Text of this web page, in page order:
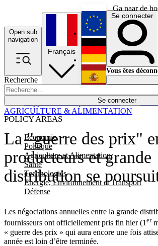
Ga naar de
Open sub
navigation
Recherche
Se connecter
POLICY AREAS
Economie
Politique
Agriculture et Alimentation
Santé
Technologies
Energie, Environnement et Transport
Défense
Économie
Français
English
Deutsch
Español
Se connecter
Vous êtes
La "guerre des prix"
producteurs et grande
distribution se
Les négociations annuelles entre la grande
fournisseurs ont officiellement pris fin hier (1er
« guerre des prix » qui aura encore une fois
année est loin d’être terminée.
AGRICULTURE & ALIMENTATION